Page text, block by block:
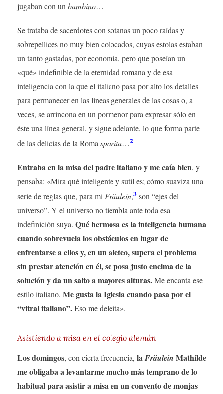
jugaban con un bambino…
Se trataba de sacerdotes con sotanas un poco raídas y
sobrepellices no muy bien colocados, cuyas estolas estaban
un tanto gastadas, por economía, pero que poseían un
«qué» indefinible de la eternidad romana y de esa
inteligencia con la que el italiano pasa por alto los detalles
para permanecer en las líneas generales de las cosas o, a
veces, se arrincona en un pormenor para expresar sólo en
éste una línea general, y sigue adelante, lo que forma parte
de las delicias de la Roma sparita…2
Entraba en la misa del padre italiano y me caía bien, y
pensaba: «Mira qué inteligente y sutil es; cómo suaviza una
serie de reglas que, para mi Fräulein,3son “ejes del
universo”. Y el universo no tiembla ante toda esa
indefinición suya. Qué hermosa es la inteligencia humana
cuando sobrevuela los obstáculos en lugar de
enfrentarse a ellos y, en un aleteo, supera el problema
sin prestar atención en él, se posa justo encima de la
solución y da un salto a mayores alturas.Me encanta ese
estilo italiano. Me gusta la Iglesia cuando pasa por el
“vitral italiano”.Eso me deleita».
Asistiendo a misa en el colegio alemán
Los domingos, con cierta frecuencia, laFräulein Mathilde
me obligaba a levantarme mucho más temprano de lo
habitual para asistir a misa en un convento de monjas